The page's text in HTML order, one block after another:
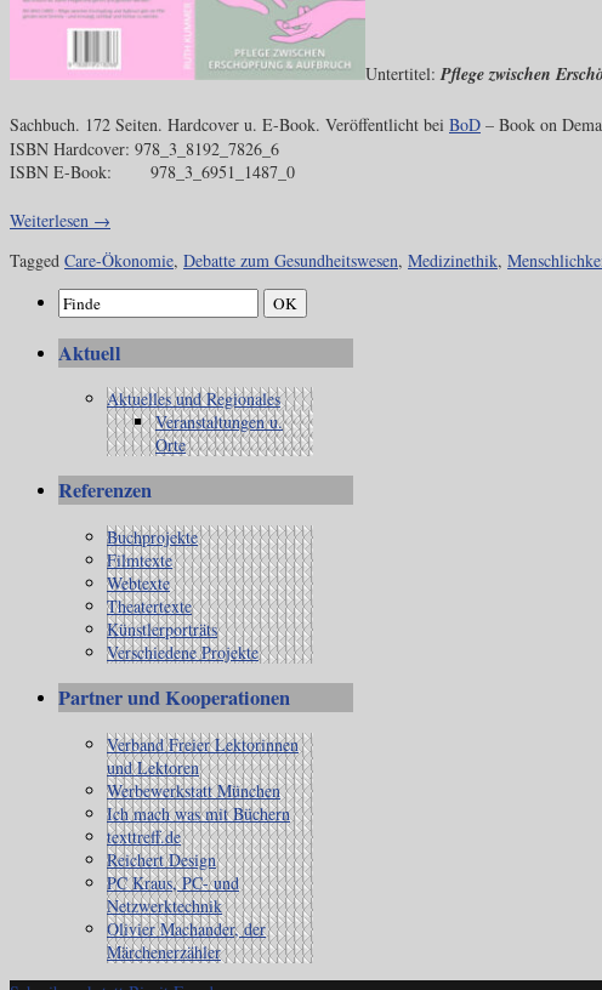
Untertitel:Pflege zwischen
Sachbuch. 172 Seiten. Hardcover u. E-Book. Veröffentlicht bei BoD – Book on
ISBN Hardcover: 978_3_8192_7826_6
ISBN E-Book: 978_3_6951_1487_0
Weiterlesen →
Tagged Care-Ökonomie, Debatte zum Gesundheitswesen, Medizinethik,
Aktuell
Aktuelles und Regionales
Veranstaltungen u.
Orte
Referenzen
Buchprojekte
Filmtexte
Webtexte
Theatertexte
Künstlerporträts
Verschiedene Projekte
Partner und Kooperationen
Verband Freier Lektorinnen
und Lektoren
Werbewerkstatt München
Ich mach was mit Büchern
texttreff.de
Reichert Design
PC Kraus, PC- und
Netzwerktechnik
Olivier Machander, der
Märchenerzähler